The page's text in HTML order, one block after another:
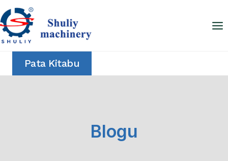
Skip
to
content
Pata Kitabu
Blogu